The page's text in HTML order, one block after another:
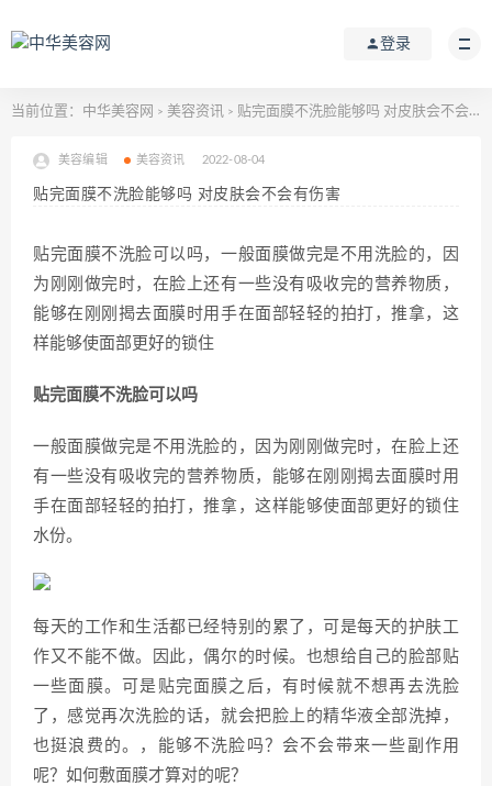
登录
当前位置： 中华美容网 > 美容资讯 > 贴完面膜不洗脸能够吗 对皮肤会不会有伤害
美容编辑 美容资讯 2022-08-04
贴完面膜不洗脸能够吗 对皮肤会不会有伤害
贴完面膜不洗脸可以吗，一般面膜做完是不用洗脸的，因
为刚刚做完时，在脸上还有一些没有吸收完的营养物质，
能够在刚刚揭去面膜时用手在面部轻轻的拍打，推拿，这
样能够使面部更好的锁住
贴完面膜不洗脸可以吗
一般面膜做完是不用洗脸的，因为刚刚做完时，在脸上还
有一些没有吸收完的营养物质，能够在刚刚揭去面膜时用
手在面部轻轻的拍打，推拿，这样能够使面部更好的锁住
水份。
每天的工作和生活都已经特别的累了，可是每天的护肤工
作又不能不做。因此，偶尔的时候。也想给自己的脸部贴
一些面膜。可是贴完面膜之后，有时候就不想再去洗脸
了，感觉再次洗脸的话，就会把脸上的精华液全部洗掉，
也挺浪费的。，能够不洗脸吗？会不会带来一些副作用
呢？如何敷面膜才算对的呢？